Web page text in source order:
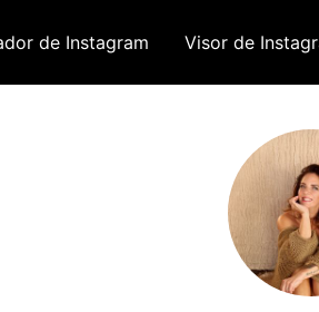
de Instagram Visor de